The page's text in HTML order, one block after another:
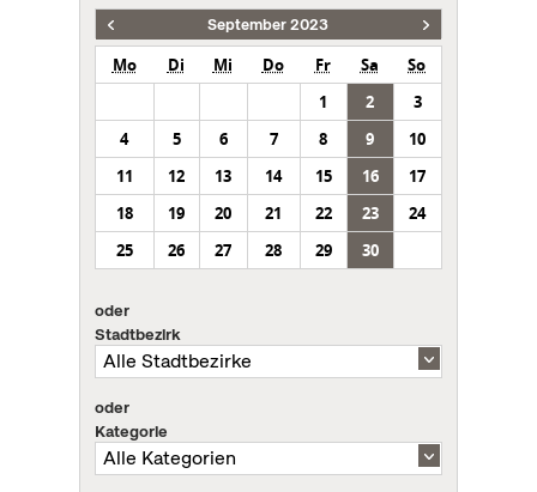
September 2023
Mo Di Mi Do Fr Sa
So
1
2
3
4
5 6 7 8 9
10
11
12 13 14 15 16
17
18
19 20 21 22 23
24
25
26 27 28 29 30
oder
Stadtbezirk
oder
Kategorie